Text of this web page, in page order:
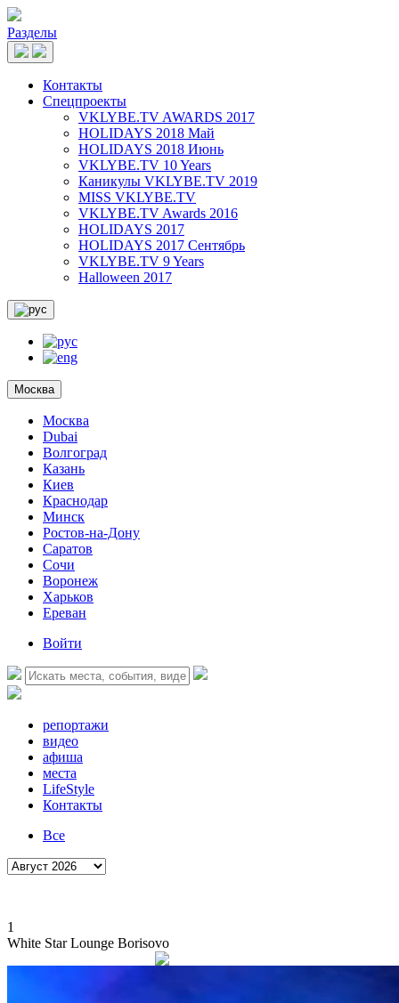
Разделы
Контакты
Спецпроекты
VKLYBE.TV AWARDS 2017
HOLIDAYS 2018 Май
HOLIDAYS 2018 Июнь
VKLYBE.TV 10 Years
Каникулы VKLYBE.TV 2019
MISS VKLYBE.TV
VKLYBE.TV Awards 2016
HOLIDAYS 2017
HOLIDAYS 2017 Сентябрь
VKLYBE.TV 9 Years
Halloween 2017
Москва
Москва
Dubai
Волгоград
Казань
Киев
Краснодар
Минск
Ростов-на-Дону
Саратов
Сочи
Воронеж
Харьков
Ереван
Войти
репортажи
видео
афиша
места
LifeStyle
Контакты
Все
1
White Star Lounge Borisovo